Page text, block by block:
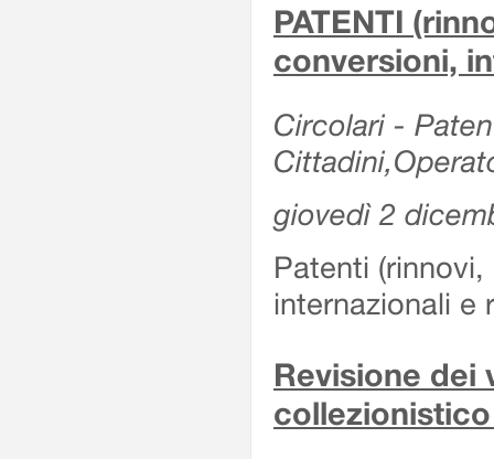
PATENTI
conversioni,
Circolari -
giovedì 2
Patenti
internazionali e
Revisione dei